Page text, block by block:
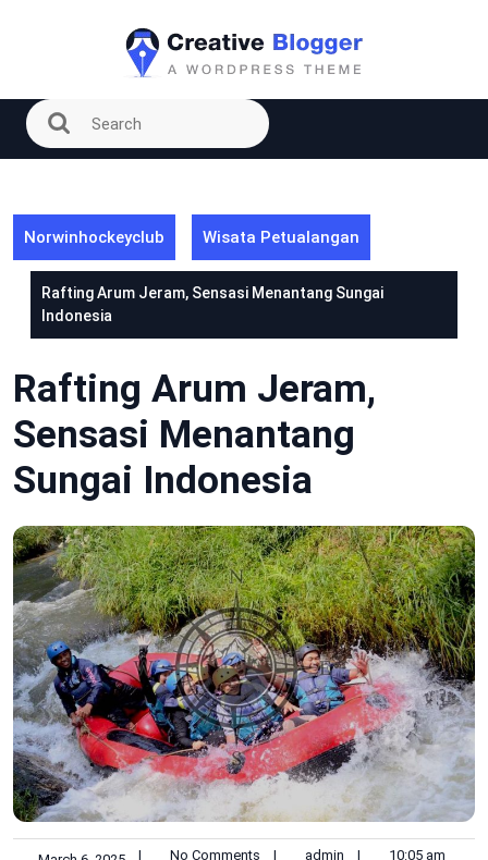
Norwinhockeyclub Wisata Petualangan
Rafting Arum Jeram, Sensasi Menantang Sungai
Indonesia
Rafting Arum Jeram,
Sensasi Menantang
Sungai Indonesia
| No Comments | admin | 10:05 am